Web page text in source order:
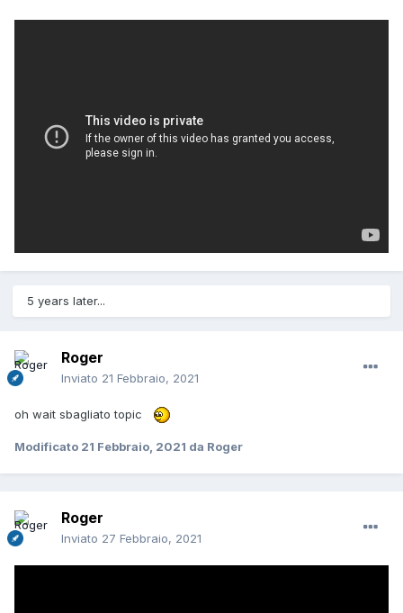
5 years later...
Roger
Inviato 21 Febbraio, 2021
oh wait sbagliato topic
Modificato 21 Febbraio, 2021 da Roger
Roger
Inviato 27 Febbraio, 2021